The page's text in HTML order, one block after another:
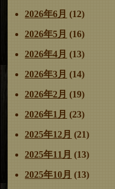
シ
ョ
2026年6月 (12)
2026年5月 (16)
2026年4月 (13)
2026年3月 (14)
2026年2月 (19)
2026年1月 (23)
2025年12月 (21)
2025年11月 (13)
2025年10月 (13)